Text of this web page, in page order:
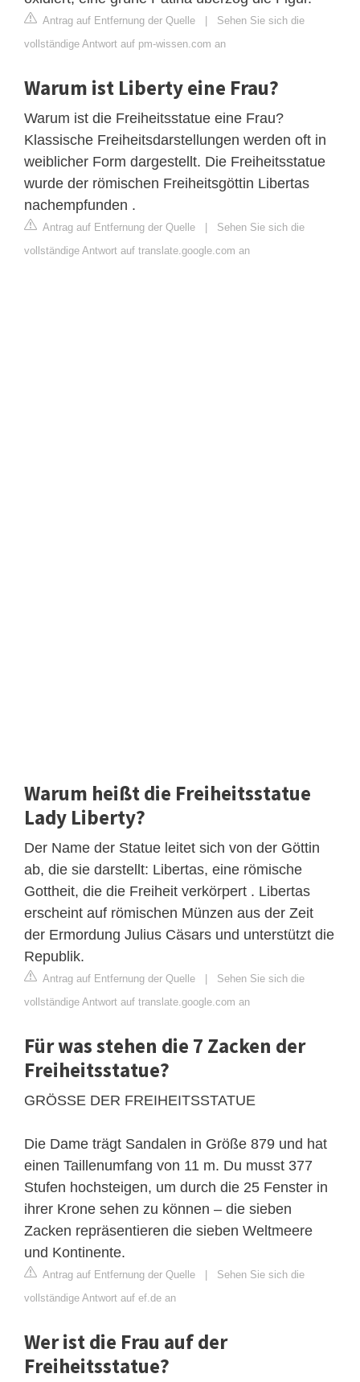
Antrag auf Entfernung der Quelle | Sehen Sie sich die
vollständige Antwort auf pm-wissen.com an
Warum ist Liberty eine Frau?
Warum ist die Freiheitsstatue eine Frau?
Klassische Freiheitsdarstellungen werden oft in
weiblicher Form dargestellt. Die Freiheitsstatue
wurde der römischen Freiheitsgöttin Libertas
nachempfunden .
Antrag auf Entfernung der Quelle | Sehen Sie sich die
vollständige Antwort auf translate.google.com an
Warum heißt die Freiheitsstatue
Lady Liberty?
Der Name der Statue leitet sich von der Göttin
ab, die sie darstellt: Libertas, eine römische
Gottheit, die die Freiheit verkörpert . Libertas
erscheint auf römischen Münzen aus der Zeit
der Ermordung Julius Cäsars und unterstützt die
Republik.
Antrag auf Entfernung der Quelle | Sehen Sie sich die
vollständige Antwort auf translate.google.com an
Für was stehen die 7 Zacken der
Freiheitsstatue?
GRÖSSE DER FREIHEITSSTATUE
Die Dame trägt Sandalen in Größe 879 und hat
einen Taillenumfang von 11 m. Du musst 377
Stufen hochsteigen, um durch die 25 Fenster in
ihrer Krone sehen zu können – die sieben
Zacken repräsentieren die sieben Weltmeere
und Kontinente.
Antrag auf Entfernung der Quelle | Sehen Sie sich die
vollständige Antwort auf ef.de an
Wer ist die Frau auf der
Freiheitsstatue?